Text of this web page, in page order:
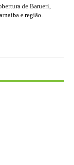
de Barueri,
e região.